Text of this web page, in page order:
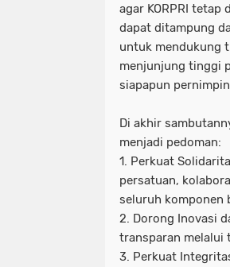
agar KORPRI tetap
dapat ditampung
untuk mendukung
menjunjung tinggi
siapapun
Di akhir
menjadi pedoman:
1. Perkuat
persatuan,
seluruh komponen
2. Dorong Inovasi
transparan melalui
3. Perkuat